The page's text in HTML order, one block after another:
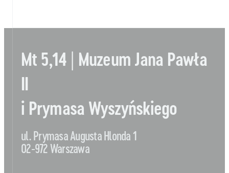
Mt 5,14 | Muzeum Jana Pawła
i Prymasa Wyszyńskiego
ul. Prymasa Augusta Hlonda 1
02-972 Warszawa